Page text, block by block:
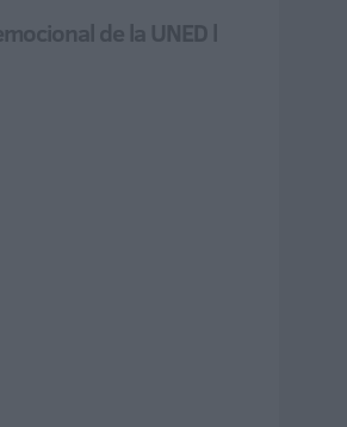
de la UNED l